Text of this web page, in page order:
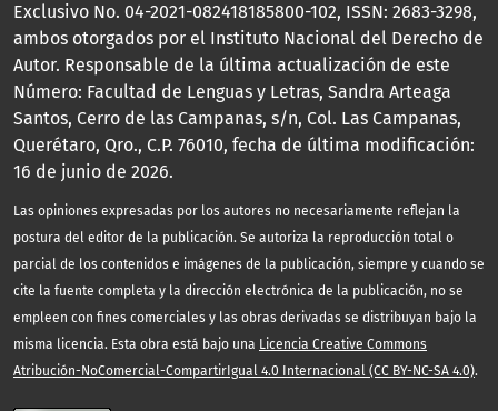
Exclusivo No. 04-2021-082418185800-102, ISSN: 2683-3298,
ambos otorgados por el Instituto Nacional del Derecho de
Autor. Responsable de la última actualización de este
Número: Facultad de Lenguas y Letras, Sandra Arteaga
Santos, Cerro de las Campanas, s/n, Col. Las Campanas,
Querétaro, Qro., C.P. 76010, fecha de última modificación:
16 de junio de 2026.
Las opiniones expresadas por los autores no necesariamente reflejan la
postura del editor de la publicación. Se autoriza la reproducción total o
parcial de los contenidos e imágenes de la publicación, siempre y cuando se
cite la fuente completa y la dirección electrónica de la publicación, no se
empleen con fines comerciales y las obras derivadas se distribuyan bajo la
misma licencia. Esta obra está bajo una Licencia Creative Commons
Atribución-NoComercial-CompartirIgual 4.0 Internacional (CC BY-NC-SA 4.0).